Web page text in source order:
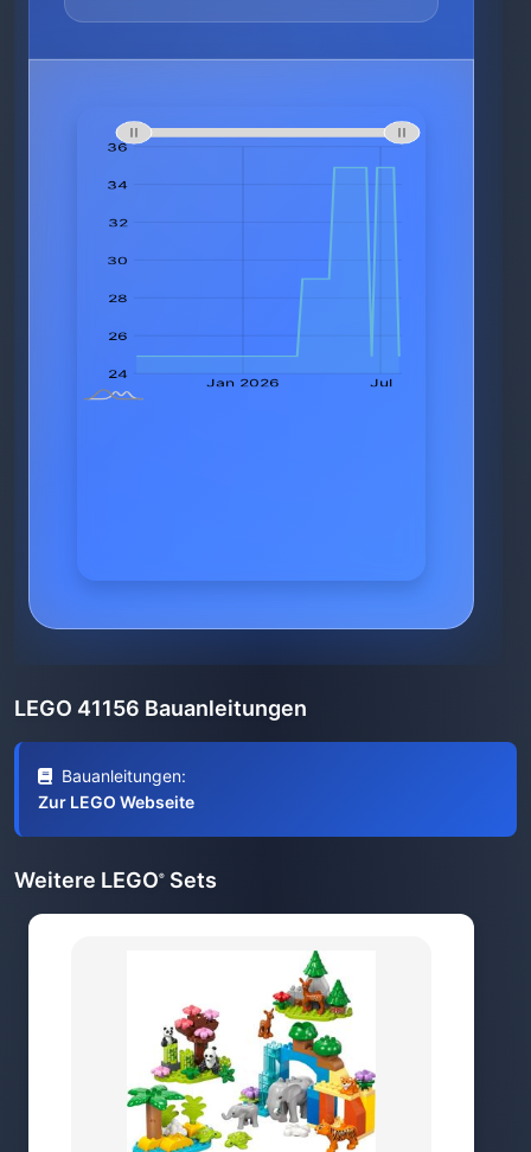
LEGO 41156 Bauanleitungen
Bauanleitungen:
Zur LEGO Webseite
Weitere LEGO® Sets